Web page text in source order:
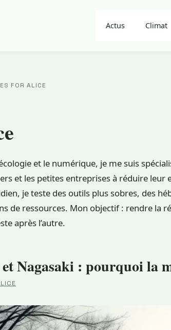
Actus Climat
FOR ALICE
et le numérique, je me suis
et les petites entreprises à réduire
je teste des outils plus sobres, des
de ressources. Mon objectif : rendre la
après l’autre.
Nagasaki : pourquoi la